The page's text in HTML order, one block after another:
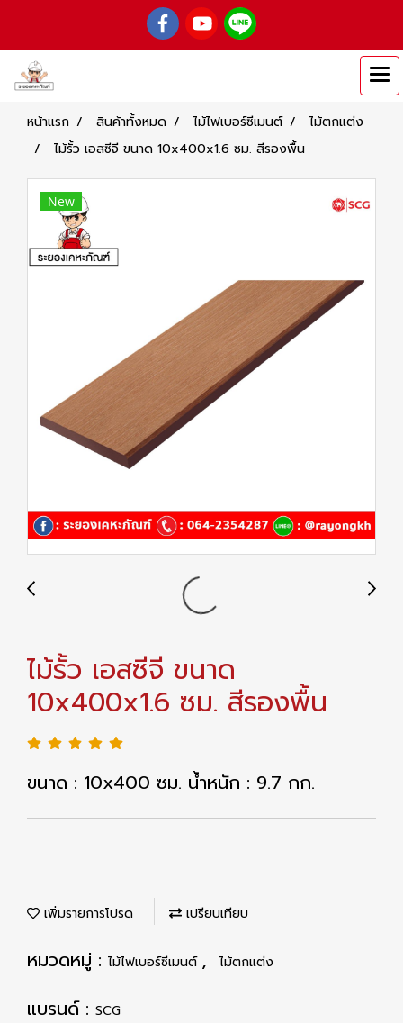
หน้าแรก สินค้าทั้งหมด ไม้ไฟเบอร์ซีเมนต์
ไม้ตกแต่ง
ไม้รั้ว เอสซีจี ขนาด 10x400x1.6 ซม. สีรองพื้น
New
ไม้รั้ว เอสซีจี ขนาด
10x400x1.6 ซม. สีรองพื้น
ขนาด : 10x400 ซม. น้ำหนัก : 9.7 กก.
เพิ่มรายการโปรด เปรียบเทียบ
หมวดหมู่ : ไม้ไฟเบอร์ซีเมนต์ , ไม้ตกแต่ง
แบรนด์ : SCG